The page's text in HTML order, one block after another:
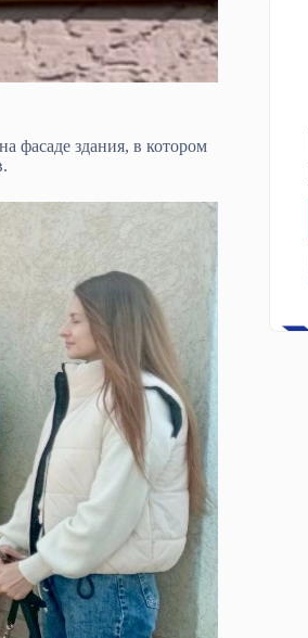
фасаде здания, в котором